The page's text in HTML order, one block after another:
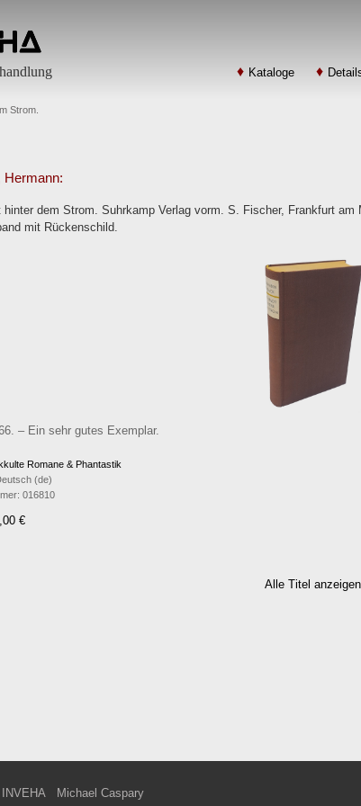
Kataloge
Strom.
Hermann:
hinter dem Strom. Suhrkamp Verlag vorm. S. Fischer, Frankfurt
mit Rückenschild.
– Ein sehr gutes Exemplar.
Romane & Phantastik
(de)
016810
€
Alle Titel anzeigen
INVEHA
Michael Caspary